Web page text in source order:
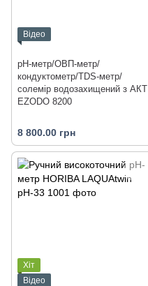
Відео
pH-метр/ОВП-метр/
кондуктометр/TDS-метр/
солемір водозахищений з АКТ
EZODO 8200
8 800.00 грн
Хіт
Відео